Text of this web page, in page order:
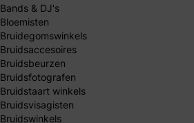
Bands & DJ's
Bloemisten
Bruidegomswinkels
Bruidsaccesoires
Bruidsbeurzen
Bruidsfotografen
Bruidstaart winkels
Bruidsvisagisten
Bruidswinkels